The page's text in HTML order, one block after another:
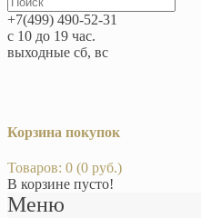
+7(499) 490-52-31
с 10 до 19 час.
выходные сб, вс
Корзина покупок
Товаров: 0 (0 руб.)
В корзине пусто!
Меню